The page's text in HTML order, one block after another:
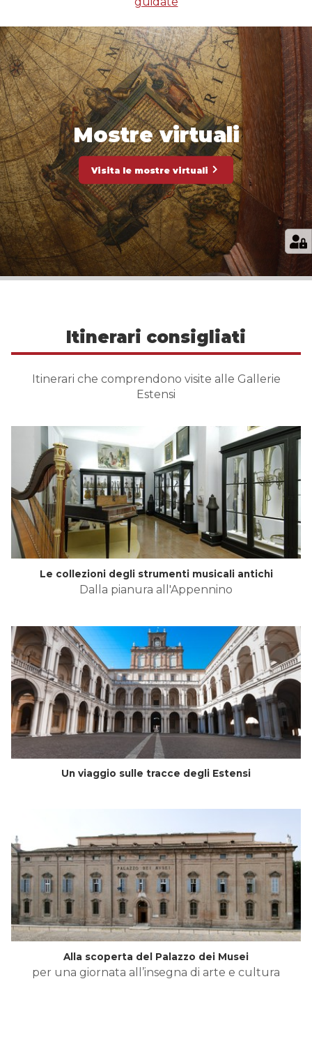
Mostre virtuali
Visita le mostre virtuali
Itinerari consigliati
Itinerari che comprendono visite alle Gallerie
Estensi
Le collezioni degli strumenti musicali antichi
Dalla pianura all'Appennino
Un viaggio sulle tracce degli Estensi
Alla scoperta del Palazzo dei Musei
per una giornata all’insegna di arte e cultura